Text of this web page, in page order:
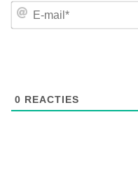
0 REACTIES